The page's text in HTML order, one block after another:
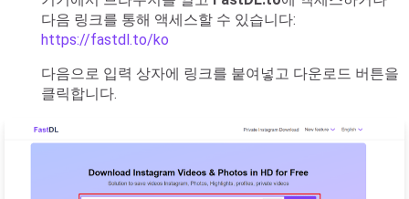
다음 링크를 통해 액세스할 수 있습니다:
https://fastdl.to/ko
다음으로 입력 상자에 링크를 붙여넣고 다운로드 버튼을
클릭합니다.